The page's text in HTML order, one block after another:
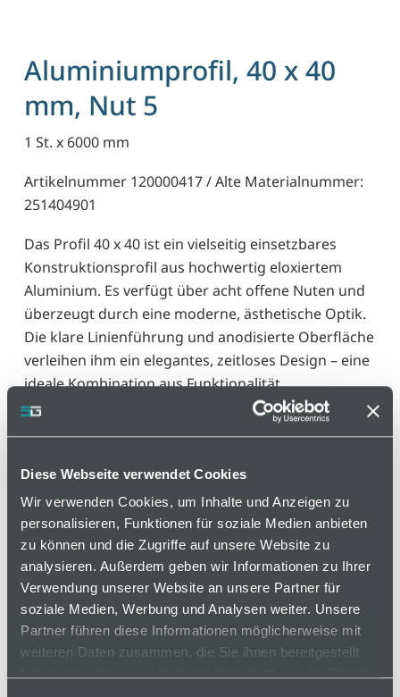
Diese Webseite verwendet Cookies
Wir verwenden Cookies, um Inhalte und Anzeigen zu
personalisieren, Funktionen für soziale Medien anbieten
zu können und die Zugriffe auf unsere Website zu
analysieren. Außerdem geben wir Informationen zu Ihrer
Verwendung unserer Website an unsere Partner für
soziale Medien, Werbung und Analysen weiter. Unsere
Partner führen diese Informationen möglicherweise mit
weiteren Daten zusammen, die Sie ihnen bereitgestellt
Aluminiumprofil, 40 x 40
mm, Nut 5
1 St. x 6000 mm
Artikelnummer 120000417 / Alte Materialnummer:
251404901
Das Profil 40 x 40 ist ein vielseitig einsetzbares
Konstruktionsprofil aus hochwertig eloxiertem
Aluminium. Es verfügt über acht offene Nuten und
überzeugt durch eine moderne, ästhetische Optik.
Die klare Linienführung und anodisierte Oberfläche
verleihen ihm ein elegantes, zeitloses Design – eine
ideale Kombination aus Funktionalität,
Langlebigkeit und ansprechendem Aussehen für
anspruchsvolle technische Anwendungen.
Varianten
auf Anfrage
Mindestbestellmenge: 1